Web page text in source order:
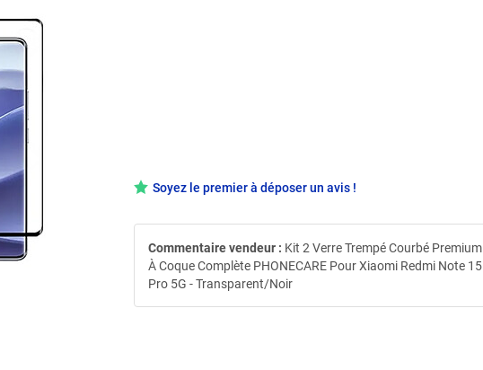
Soyez le premier à déposer un avis !
Commentaire vendeur : Kit 2 Verre Trempé Courbé Premium
À Coque Complète PHONECARE Pour Xiaomi Redmi Note 15
Pro 5G - Transparent/Noir